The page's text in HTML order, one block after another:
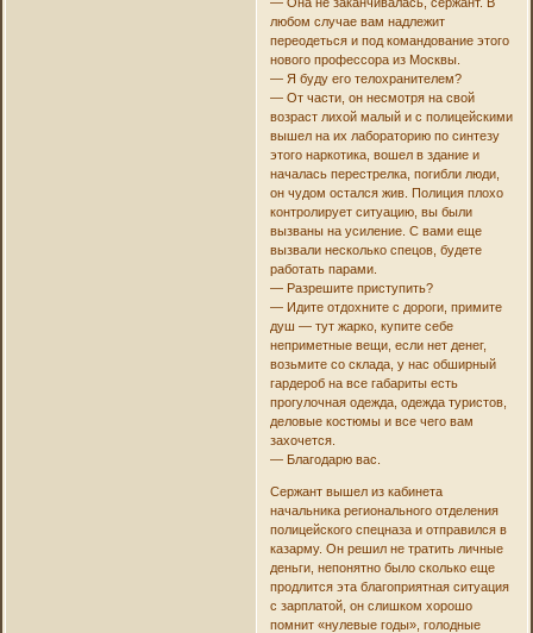
любом случае вам надлежит
переодеться и под командование этого
нового профессора из Москвы.
— Я буду его телохранителем?
— От части, он несмотря на свой
возраст лихой малый и с полицейскими
вышел на их лабораторию по синтезу
этого наркотика, вошел в здание и
началась перестрелка, погибли люди,
он чудом остался жив. Полиция плохо
контролирует ситуацию, вы были
вызваны на усиление. С вами еще
вызвали несколько спецов, будете
работать парами.
— Разрешите приступить?
— Идите отдохните с дороги, примите
душ — тут жарко, купите себе
неприметные вещи, если нет денег,
возьмите со склада, у нас обширный
гардероб на все габариты есть
прогулочная одежда, одежда туристов,
деловые костюмы и все чего вам
захочется.
— Благодарю вас.
Сержант вышел из кабинета
начальника регионального отделения
полицейского спецназа и отправился в
казарму. Он решил не тратить личные
деньги, непонятно было сколько еще
продлится эта благоприятная ситуация
с зарплатой, он слишком хорошо
помнит «нулевые годы», голодные